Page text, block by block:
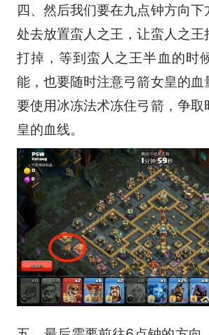
四、然后我们要在九点钟方向
处去放置蛮人之王，让蛮人之王
打掉，等到蛮人之王半血的时
能，也要随时注意弓箭女皇的血
要使用冰冻法术冻住弓箭，争取
皇的血线。